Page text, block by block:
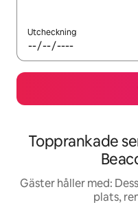
Utcheckning
Topprankade
Gäster håller med:
plats,